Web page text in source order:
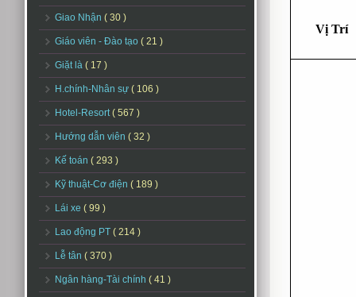
Giao Nhận ( 30 )
Giáo viên - Đào tạo ( 21 )
Giặt là ( 17 )
H.chính-Nhân sự ( 106 )
Hotel-Resort( 567 )
Hướng dẫn viên ( 32 )
Kế toán ( 293 )
Kỹ thuật-Cơ điện ( 189 )
Lái xe ( 99 )
Lao động PT ( 214 )
Lễ tân ( 370 )
Ngân hàng-Tài chính ( 41 )
Vị Trí